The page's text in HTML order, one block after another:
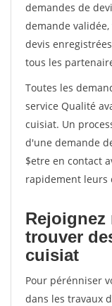
demandes de
demande
devis
tous les
Toutes les
service Qualité
cuisiat. Un
d'une demande
$etre en contact
rapidement leurs
Rejoignez
trouver
cuisiat
Pour pérénniser
dans les travaux